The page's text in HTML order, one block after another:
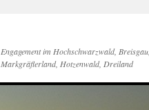
Engagement im Hochschwarzwald, Breisgau,
Markgräflerland, Hotzenwald, Dreiland